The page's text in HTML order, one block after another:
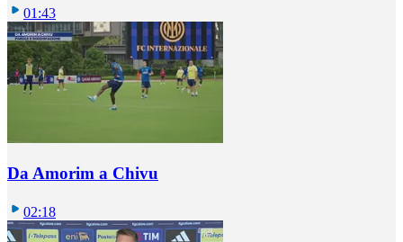
01:43
Da Amorim a Chivu
02:18